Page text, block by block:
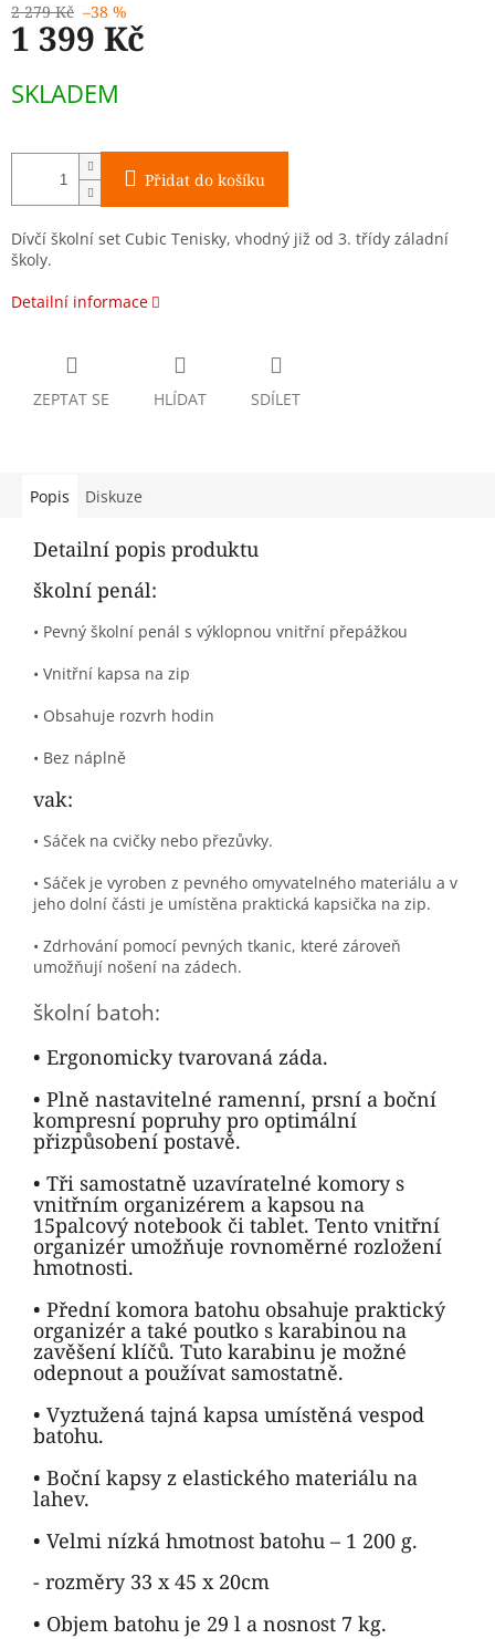
2 279 Kč –38 %
1 399 Kč
cena:
SKLADEM
Přidat do košíku
Dívčí školní set Cubic Tenisky, vhodný již od 3. třídy záladní
školy.
Detailní informace
ZEPTAT SE HLÍDAT SDÍLET
Popis Diskuze
Detailní popis produktu
školní penál:
• Pevný školní penál s výklopnou vnitřní přepážkou
• Vnitřní kapsa na zip
• Obsahuje rozvrh hodin
• Bez náplně
vak:
• Sáček na cvičky nebo přezůvky.
• Sáček je vyroben z pevného omyvatelného materiálu a v
jeho dolní části je umístěna praktická kapsička na zip.
• Zdrhování pomocí pevných tkanic, které zároveň
umožňují nošení na zádech.
školní batoh:
• Ergonomicky tvarovaná záda.
• Plně nastavitelné ramenní, prsní a boční
kompresní popruhy pro optimální
přizpůsobení postavě.
• Tři samostatně uzavíratelné komory s
vnitřním organizérem a kapsou na
15palcový notebook či tablet. Tento vnitřní
organizér umožňuje rovnoměrné rozložení
hmotnosti.
• Přední komora batohu obsahuje praktický
organizér a také poutko s karabinou na
zavěšení klíčů. Tuto karabinu je možné
odepnout a používat samostatně.
• Vyztužená tajná kapsa umístěná vespod
batohu.
• Boční kapsy z elastického materiálu na
lahev.
• Velmi nízká hmotnost batohu – 1 200 g.
- rozměry 33 x 45 x 20cm
• Objem batohu je 29 l a nosnost 7 kg.